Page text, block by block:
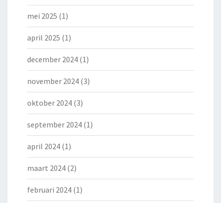
mei 2025 (1)
april 2025 (1)
december 2024 (1)
november 2024 (3)
oktober 2024 (3)
september 2024 (1)
april 2024 (1)
maart 2024 (2)
februari 2024 (1)